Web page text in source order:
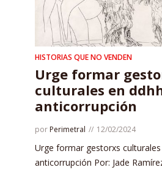
HISTORIAS QUE NO VENDEN
Urge formar
culturales en
anticorrupción
por Perimetral 12/02/2024
Urge formar gestorxs
anticorrupción Por: Jade